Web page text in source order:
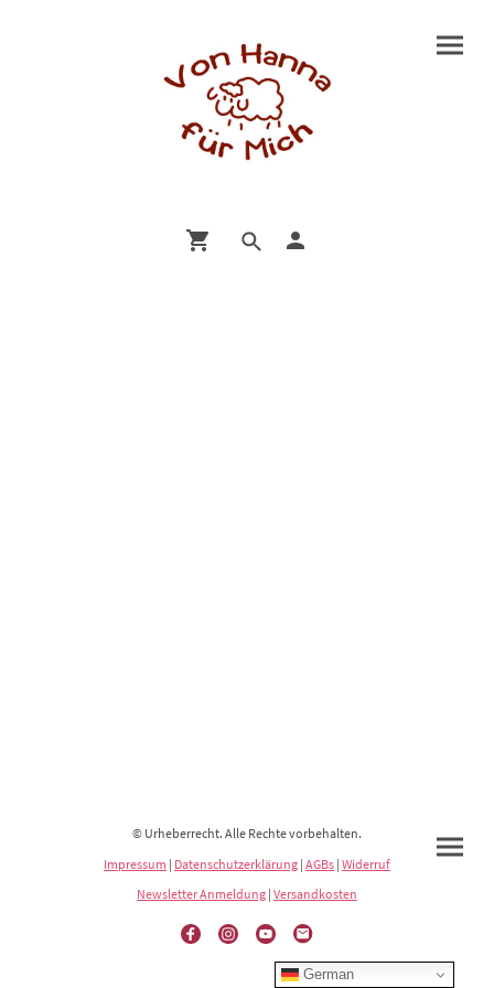
© Urheberrecht. Alle Rechte vorbehalten.
Impressum | Datenschutzerklärung | AGBs | Widerruf
Newsletter Anmeldung | Versandkosten
German